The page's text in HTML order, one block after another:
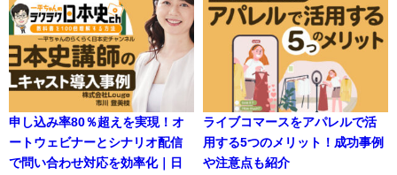
申し込み率80％超えを実現！オ
ートウェビナーとシナリオ配信
で問い合わせ対応を効率化｜日
ライブコマースをアパレルで活
用する5つのメリット！成功事例
や注意点も紹介